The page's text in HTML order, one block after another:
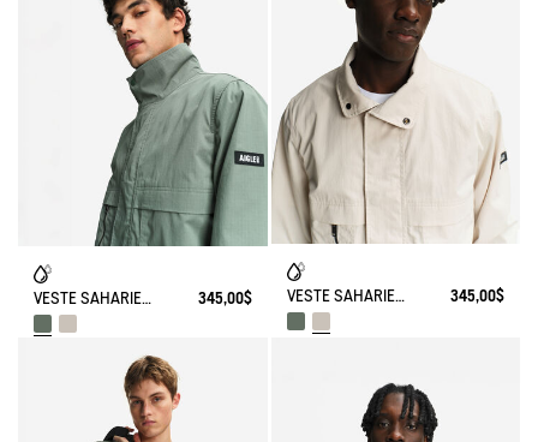
VESTE SAHARIENNE DÉPERLANTE MULTI-POCHES ANTI-UV 345,00$ VESTE SAHARIENNE DÉPERLANTE MULTI-POCHES ANTI-UV 345,00$